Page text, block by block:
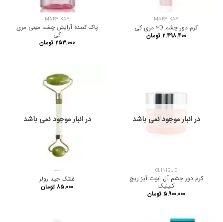
MARY KAY
کرم دور چشم ۳D مری کی
۲.۴۹۸.۴۰۰ تومان
MARY KAY
پاک کننده آرایش چشم مینی مری
کی
۲۵۳.۰۰۰ تومان
در انبار موجود نمی باشد
CLINIQUE
کرم دور چشم آل ابوت آیز ریچ
کلینیک
۵.۹۰۰.۰۰۰ تومان
در انبار موجود نمی باشد
000
غلتک جید رولر
۸۵.۰۰۰ تومان